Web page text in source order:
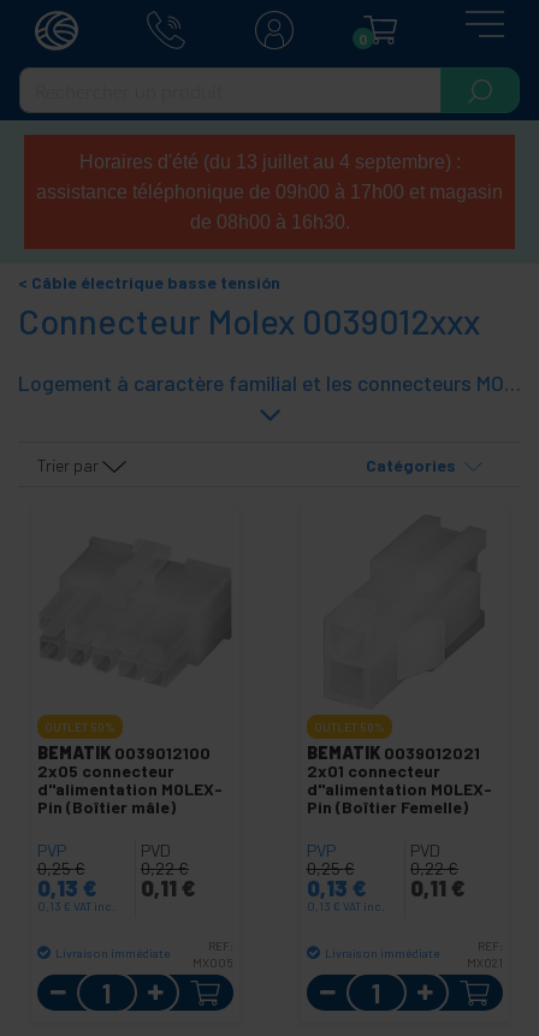
0
Horaires d'été (du 13 juillet au 4 septembre) :
assistance téléphonique de 09h00 à 17h00 et magasin
de 08h00 à 16h30.
Câble électrique basse tensión
Connecteur Molex 0039012xxx
Logement à caractère familial et les connecteurs MOLEX avec le fabricant références 0039012xxx. C'est les connecteurs classiques MOLEX ayant 2 N lignes de repères de chaque ligne, où N peut être 1 à 12. Utilisé pour la connexion à l'alimentation carte mère.
Trier par Catégories
OUTLET 50%
BEMATIK 0039012100
2x05 connecteur
d"alimentation MOLEX-
Pin (Boîtier mâle)
PVP
0,25€
0,13 €
0,13 € VAT inc.
PVD
0,22€
0,11 €
Livraison immédiate
REF:
MX005
Quantité
OUTLET 50%
BEMATIK 0039012021
2x01 connecteur
d"alimentation MOLEX-
Pin (Boîtier Femelle)
PVP
0,25€
0,13 €
0,13 € VAT inc.
PVD
0,22€
0,11 €
Livraison immédiate
REF:
MX021
Quantité